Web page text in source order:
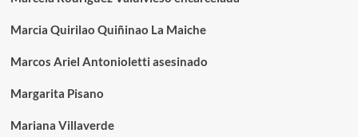
Marcia Quirilao Quiñinao La Maiche
Marcos Ariel Antonioletti asesinado
Margarita Pisano
Mariana Villaverde